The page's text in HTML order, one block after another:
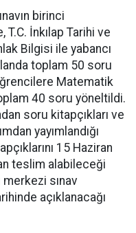
birinci
İnkılap Tarihi ve
Bilgisi ile yabancı
toplam 50 soru
Matematik
40 soru yöneltildi.
soru kitapçıkları ve
yayımlandığı
15 Haziran
teslim alabileceği
sınav
açıklanacağı